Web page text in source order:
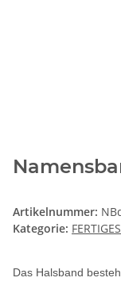
Artikelnummer:
Kategorie:
Das Halsband